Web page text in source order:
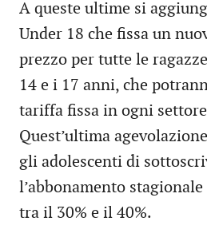
A queste ultime si
Under 18 che fissa un
prezzo per tutte le
14 e i 17 anni, che
tariffa fissa in ogni
Quest’ultima
gli adolescenti di
l’abbonamento
tra il 30% e il 40%.